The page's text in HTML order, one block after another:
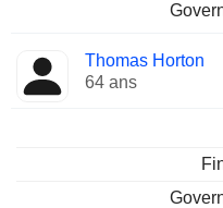
Thomas Horton
64 ans